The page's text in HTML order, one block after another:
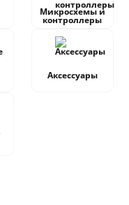
Микросхемы и
контроллеры
Аксессуары